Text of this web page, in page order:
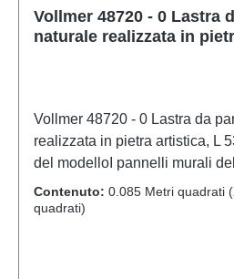
Vollmer 48720 - 0 Lastra
naturale realizzata in
Vollmer 48720 - 0 Lastra da
realizzata in pietra artistica, L
del modelloI pannelli murali
sono realizzati in materiale
resistente alle intemperie.
Contenuto: 0.085 Metri quadrati
quadrati)